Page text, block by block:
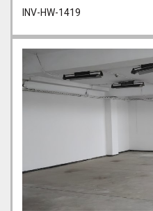
INV-HW-1419